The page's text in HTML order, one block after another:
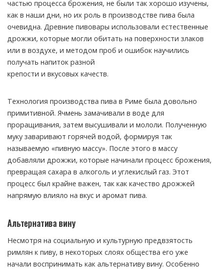
частью процесса брожения, не были так хорошо изучены,
как в наши дни, но их роль в производстве пива была
очевидна. Древние пивовары использовали естественные
дрожжи, которые могли обитать на поверхности злаков
или в воздухе, и методом проб и ошибок научились
получать напиток разной
крепости и вкусовых качеств.
Технология производства пива в Риме была довольно
примитивной. Ячмень замачивали в воде для
проращивания, затем высушивали и мололи. Полученную
муку заваривают горячей водой, формируя так
называемую «пивную массу». После этого в массу
добавляли дрожжи, которые начинали процесс брожения,
превращая сахара в алкоголь и углекислый газ. Этот
процесс был крайне важен, так как качество дрожжей
напрямую влияло на вкус и аромат пива.
Альтернатива вину
Несмотря на социальную и культурную предвзятость
римлян к пиву, в некоторых слоях общества его уже
начали воспринимать как альтернативу вину. Особенно